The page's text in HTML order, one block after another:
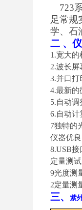
723
足常规
学、石
二 、
1.宽大的
2.波长
3.并口打
4.最新的
5.自动调
6.自动计
7独特的
仪器优良
8.USB接
定量测试
9光度测
2定量测
三、 紫